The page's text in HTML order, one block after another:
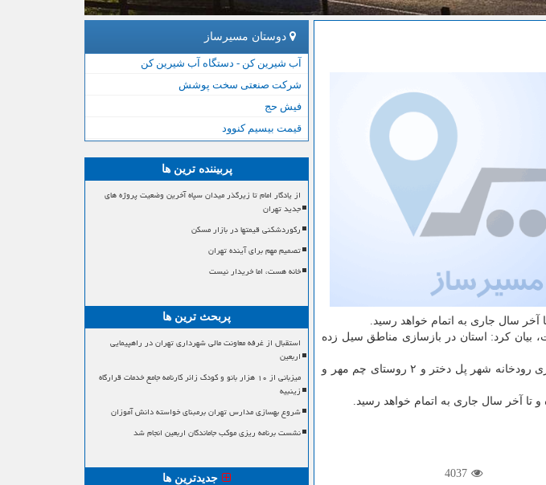
آخر سال جاری به اتمام خواهد رسید.
بیان كرد: استان در بازسازی مناطق سیل زده
معاون بازسازی و مسكن روستایی بنیاد مسكن انقلاب اسلامی افزود: عملیات اجرای دیواره سازی رودخانه شهر پل دختر و ۲ روستای چم مهر و
4037
دوستان مسیرساز
آب شیرین کن - دستگاه آب شیرین کن
شرکت صنعتی سخت پوشش
فیش حج
قیمت بیسیم کنوود
پربیننده ترین ها
از یادگار امام تا زیرگذر میدان سپاه آخرین وضعیت پروژه های
جدید تهران
رکوردشکنی قیمتها در بازار مسکن
تصمیم مهم برای آینده تهران
خانه هست، اما خریدار نیست
پربحث ترین ها
استقبال از غرفه معاونت مالی شهرداری تهران در راهپیمایی
اربعین
میزبانی از ۱۰ هزار بانو و کودک زائر کارنامه جامع خدمات قرارگاه
زینبیه
شروع بهسازی مدارس تهران برمبنای خواسته دانش آموزان
نشست برنامه ریزی موکب جاماندگان اربعین انجام شد
جدیدترین ها